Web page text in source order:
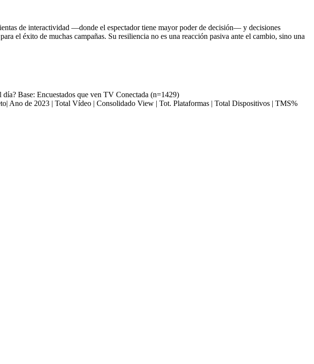
de interactividad —donde el espectador tiene mayor poder de decisión— y decisiones
el éxito de muchas campañas. Su resiliencia no es una reacción pasiva ante el cambio, sino una
Base: Encuestados que ven TV Conectada (n=1429)
de 2023 | Total Vídeo | Consolidado View | Tot. Plataformas | Total Dispositivos | TMS%